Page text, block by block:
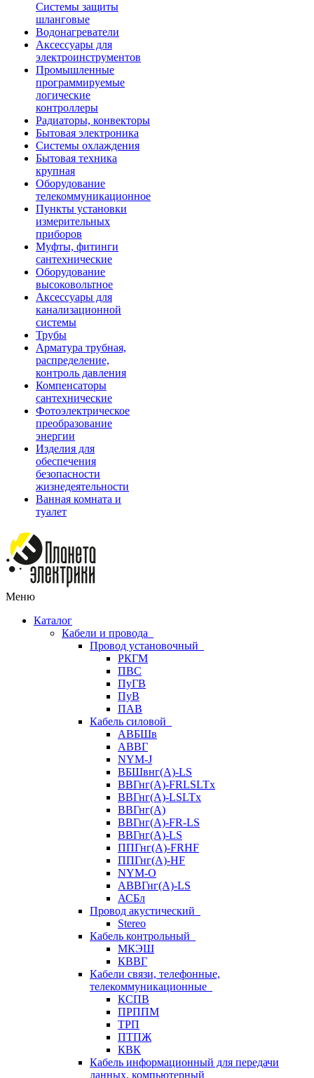
Системы защиты
шланговые
Водонагреватели
Аксессуары для
электроинструментов
Промышленные
программируемые
логические
контроллеры
Радиаторы, конвекторы
Бытовая электроника
Системы охлаждения
Бытовая техника
крупная
Оборудование
телекоммуникационное
Пункты установки
измерительных
приборов
Муфты, фитинги
сантехнические
Оборудование
высоковольтное
Аксессуары для
канализационной
системы
Трубы
Арматура трубная,
распределение,
контроль давления
Компенсаторы
сантехнические
Фотоэлектрическое
преобразование
энергии
Изделия для
обеспечения
безопасности
жизнедеятельности
Ванная комната и
туалет
Меню
Каталог
Кабели и провода
Провод установочный
РКГМ
ПВС
ПуГВ
ПуВ
ПАВ
Кабель силовой
АВБШв
АВВГ
NYM-J
ВБШвнг(А)-LS
ВВГнг(A)-FRLSLTx
ВВГнг(A)-LSLTx
ВВГнг(А)
ВВГнг(А)-FR-LS
ВВГнг(А)-LS
ППГнг(А)-FRHF
ППГнг(А)-HF
NYM-O
АВВГнг(А)-LS
АСБл
Провод акустический
Stereo
Кабель контрольный
МКЭШ
КВВГ
Кабели связи, телефонные,
телекоммуникационные
КСПВ
ПРППМ
ТРП
ПТПЖ
КВК
Кабель информационный для передачи
данных, компьютерный